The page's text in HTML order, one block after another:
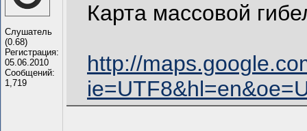
Слушатель
(0.68)
Регистрация:
05.06.2010
Сообщений:
1,719
Карта массовой
http://